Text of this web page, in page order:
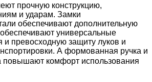
ют прочную конструкцию,
и ударам. Замки
обеспечивают дополнительную
спечивают универсальные
и превосходную защиту луков и
А формованная ручка и
повышают комфорт использования